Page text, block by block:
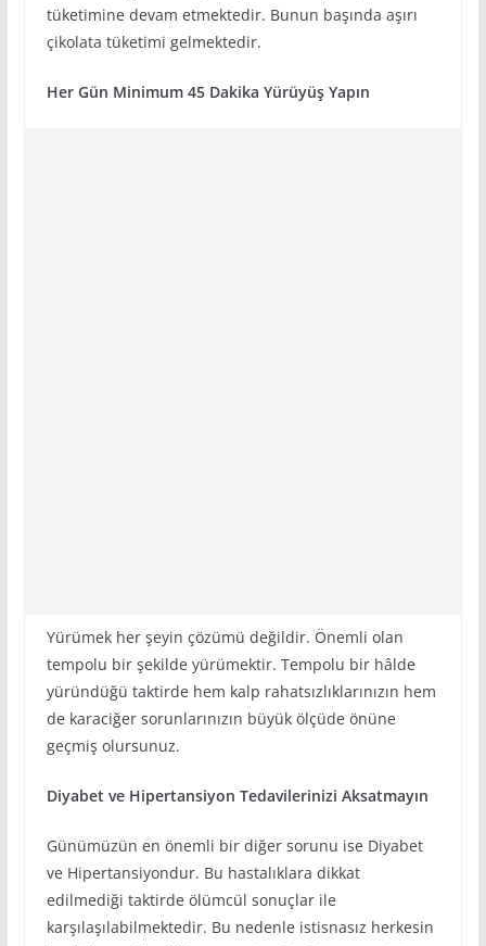
tüketimine devam etmektedir. Bunun başında aşırı
çikolata tüketimi gelmektedir.
Her Gün Minimum 45 Dakika Yürüyüş Yapın
Yürümek her şeyin çözümü değildir. Önemli olan
tempolu bir şekilde yürümektir. Tempolu bir hâlde
yüründüğü taktirde hem kalp rahatsızlıklarınızın hem
de karaciğer sorunlarınızın büyük ölçüde önüne
geçmiş olursunuz.
Diyabet ve Hipertansiyon Tedavilerinizi Aksatmayın
Günümüzün en önemli bir diğer sorunu ise Diyabet
ve Hipertansiyondur. Bu hastalıklara dikkat
edilmediği taktirde ölümcül sonuçlar ile
karşılaşılabilmektedir. Bu nedenle istisnasız herkesin